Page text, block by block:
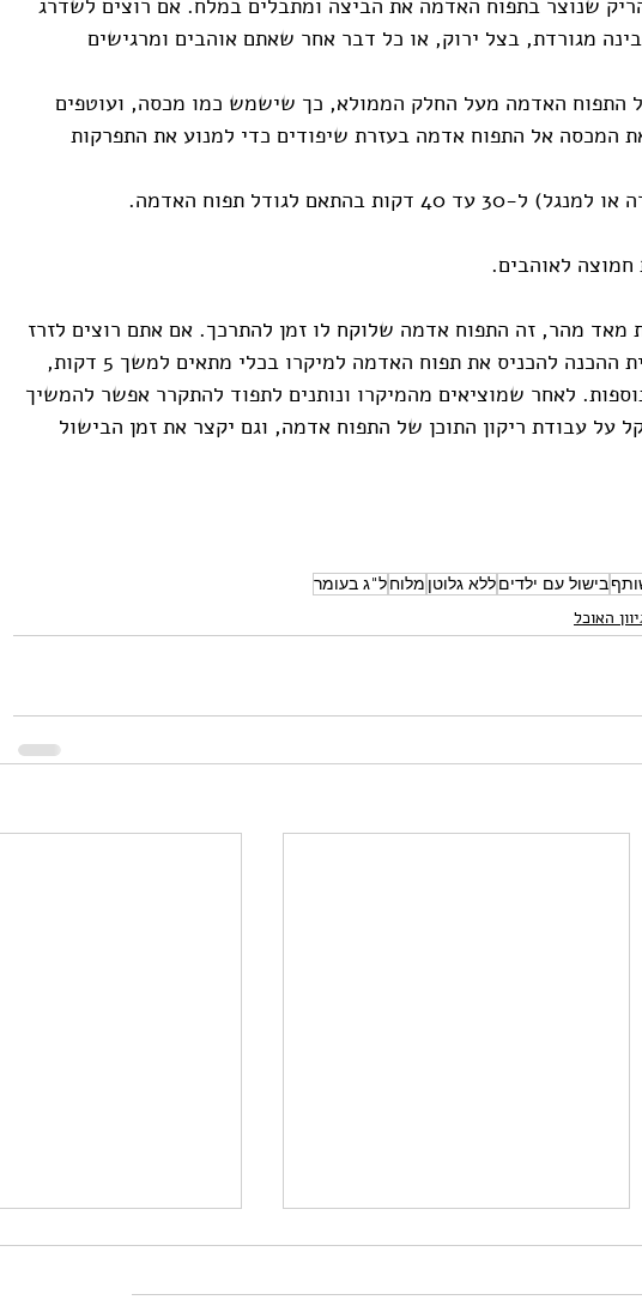
שנוצר בתפוח האדמה את הביצה ומתבלים במלח. אם רוצים לשדרג
מגורדת, בצל ירוק, או כל דבר אחר שאתם אוהבים ומרגישים
התפוח האדמה מעל החלק הממולא, כך שישמש כמו מכסה, ועוטפים
המכסה אל התפוח אדמה בעזרת שיפודים כדי למנוע את התפרקות
בהתאם לגודל תפוח האדמה.
לאוהבים.
מהר, זה התפוח אדמה שלוקח לו זמן להתרכך. אם אתם רוצים לזרז
קצת את התהליך, אפשר בראשית ההכנה להכניס את תפוח האדמה למיקרו בכלי מתאים למשך 5 דקות,
ולהכניס ל5 דקות נוספות. לאחר שמוציאים מהמיקרו ונותנים לתפוד להתקרר אפשר להמשיך
על עבודת ריקון התוכן של התפוח אדמה, וגם יקצר את זמן הבישול
בישול עם ילדיםללא גלוטן מלוחל"ג בעומר
האוכל